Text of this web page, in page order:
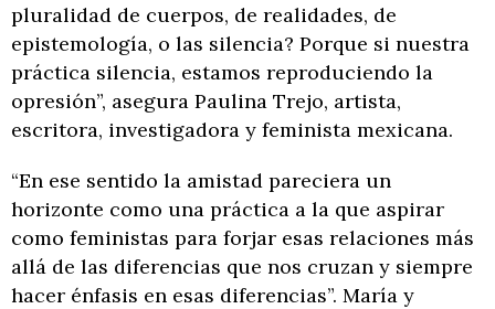
pluralidad de cuerpos, de realidades, de
epistemología, o las silencia? Porque si nuestra
práctica silencia, estamos reproduciendo la
opresión”, asegura Paulina Trejo, artista,
escritora, investigadora y feminista mexicana.
“En ese sentido la amistad pareciera un
horizonte como una práctica a la que aspirar
como feministas para forjar esas relaciones más
allá de las diferencias que nos cruzan y siempre
hacer énfasis en esas diferencias”. María y